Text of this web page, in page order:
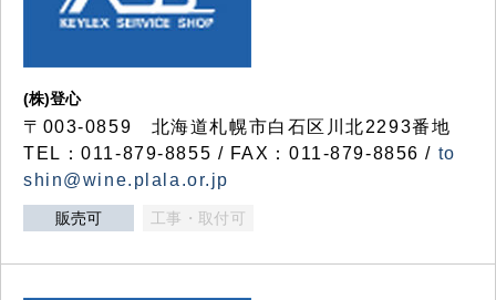
(株)登心
〒003-0859 北海道札幌市白石区川北2293番地
TEL：011-879-8855 / FAX：011-879-8856 / to
shin@wine.plala.or.jp
販売可 工事・取付可